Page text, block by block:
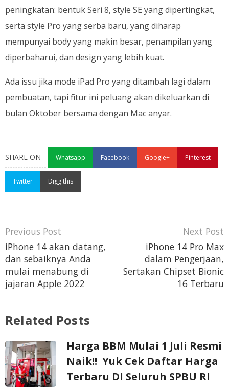
peningkatan: bentuk Seri 8, style SE yang dipertingkat,
serta style Pro yang serba baru, yang diharap
mempunyai body yang makin besar, penampilan yang
diperbaharui, dan design yang lebih kuat.
Ada issu jika mode iPad Pro yang ditambah lagi dalam
pembuatan, tapi fitur ini peluang akan dikeluarkan di
bulan Oktober bersama dengan Mac anyar.
SHARE ON Whatsapp Facebook Google+ Pinterest
Twitter Digg this
iPhone 14 akan datang,
dan sebaiknya Anda
mulai menabung di
jajaran Apple 2022
iPhone 14 Pro Max
dalam Pengerjaan,
Sertakan Chipset Bionic
16 Terbaru
Related Posts
Harga BBM Mulai 1 Juli Resmi
Naik!! Yuk Cek Daftar Harga
Terbaru DI Seluruh SPBU RI